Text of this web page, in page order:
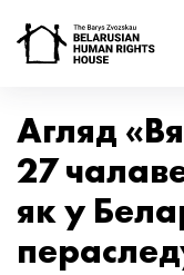
Агляд
27
як у